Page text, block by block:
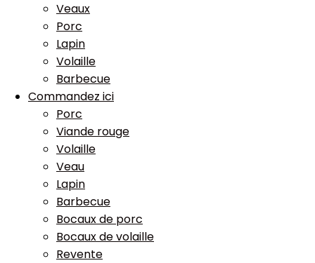
Veaux
Porc
Lapin
Volaille
Barbecue
Commandez ici
Porc
Viande rouge
Volaille
Veau
Lapin
Barbecue
Bocaux de porc
Bocaux de volaille
Revente